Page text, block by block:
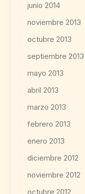
junio 2014
noviembre 2013
octubre 2013
septiembre 2013
mayo 2013
abril 2013
marzo 2013
febrero 2013
enero 2013
diciembre 2012
noviembre 2012
octubre 2012